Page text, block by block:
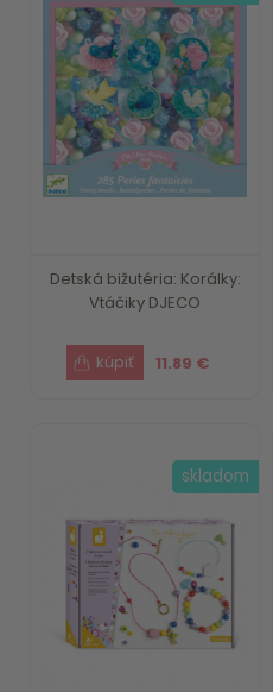
Detská bižutéria: Korálky:
Vtáčiky DJECO
11.89 €
skladom